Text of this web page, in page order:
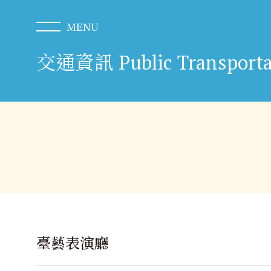
交通資訊 Public
臺藝表演廳